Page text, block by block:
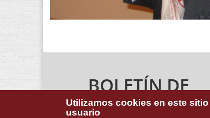
BOLETÍN DE
NOTICIAS
Utilizamos cookies en este
usuario